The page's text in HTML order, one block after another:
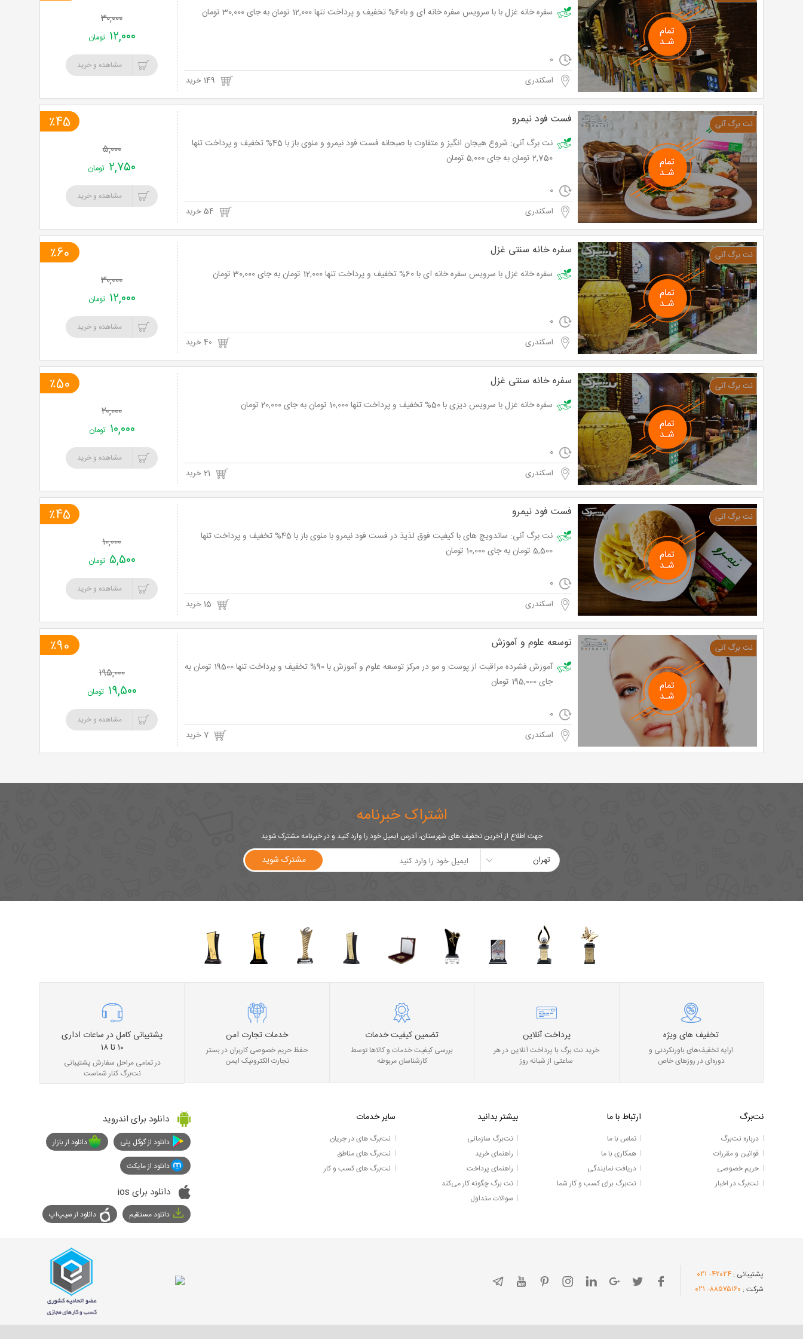
سفره خانه غزل با با سرویس سفره خانه ای و با60% تخفیف و پرداخت تنها 12,000 تومان به جای 30,000 تومان
0
اسکندری
۳۰,۰۰۰
۱۲,۰۰۰ تومان
مشاهده و خرید
فست فود نیمرو
نت برگ آنی: شروع هیجان انگیز و متفاوت با صبحانه فست فود نیمرو و منوی باز با 45% تخفیف و پرداخت تنها
2,750 تومان به جای 5,000 تومان
0
اسکندری
٪45
۵,۰۰۰
۲,۷۵۰ تومان
مشاهده و خرید
سفره خانه سنتی غزل
سفره خانه غزل با سرویس سفره خانه ای با 60% تخفیف و پرداخت تنها 12,000 تومان به جای 30,000 تومان
0
اسکندری
٪60
۳۰,۰۰۰
۱۲,۰۰۰ تومان
مشاهده و خرید
سفره خانه سنتی غزل
سفره خانه غزل با سرویس دیزی با 50% تخفیف و پرداخت تنها 10,000 تومان به جای 20,000 تومان
0
اسکندری
٪50
۲۰,۰۰۰
۱۰,۰۰۰ تومان
مشاهده و خرید
فست فود نیمرو
نت برگ آنی: ساندویچ های با کیفیت فوق لذیذ در فست فود نیمرو با منوی باز با 45% تخفیف و پرداخت تنها
5,500 تومان به جای 10,000 تومان
0
اسکندری
٪45
۱۰,۰۰۰
۵,۵۰۰ تومان
مشاهده و خرید
توسعه علوم و آموزش
آموزش فشرده مراقبت از پوست و مو در مرکز توسعه علوم و آموزش با 90% تخفیف و پرداخت تنها 19500 تومان به
جای 195,000 تومان
0
اسکندری 7 خرید
٪90
۱۹۵,۰۰۰
۱۹,۵۰۰ تومان
مشاهده و خرید
اشتراک خبرنامه
جهت اطلاع از آخرین تخفیف های شهرستان، آدرس ایمیل خود را وارد کنید و در خبرنامه مشترک شوید
تهران مشترک شوید
تخفیف های ویژه
ارایه تخفیف‌های باورنکردنی و
دوره‌ای در روز‌های خاص
پرداخت آنلاین
خرید نت برگ با پرداخت آنلاین در هر
ساعتی از شبانه روز
تضمین کیفیت خدمات
بررسی کیفیت خدمات و کالاها توسط
کارشناسان مربوطه
خدمات تجارت امن
حفظ حریم خصوصی کاربران در بستر
تجارت الکترونیک ایمن
پشتیبانی کامل در ساعات اداری
۱۰ تا ۱۸
در تمامی مراحل سفارش پشتیبانی
نت‌برگ کنار شماست
دانلود برای اندروید
دانلود از گوگل پلی
دانلود از بازار
دانلود از مایکت
دانلود برای ios
دانلود مستقیم دانلود از سیپ‌اپ
نت‌برگ
درباره نت‌برگ
قوانین و مقررات
حریم خصوصی
نت‌برگ در اخبار
ارتباط با ما
تماس با ما
همکاری با ما
دریافت نمایندگی
نت‌برگ برای کسب و کار شما
بیشتر بدانید
نت‌برگ سازمانی
راهنمای خرید
راهنمای پرداخت
نت برگ چگونه کار می‌کند
سوالات متداول
سایر خدمات
نت‌برگ های در جریان
نت‌برگ های مناطق
نت‌برگ های کسب و کار
پشتیبانی : ۴۲۰۲۴- ۰۲۱
شرکت : ۸۸۵۷۵۱۶۰- ۰۲۱